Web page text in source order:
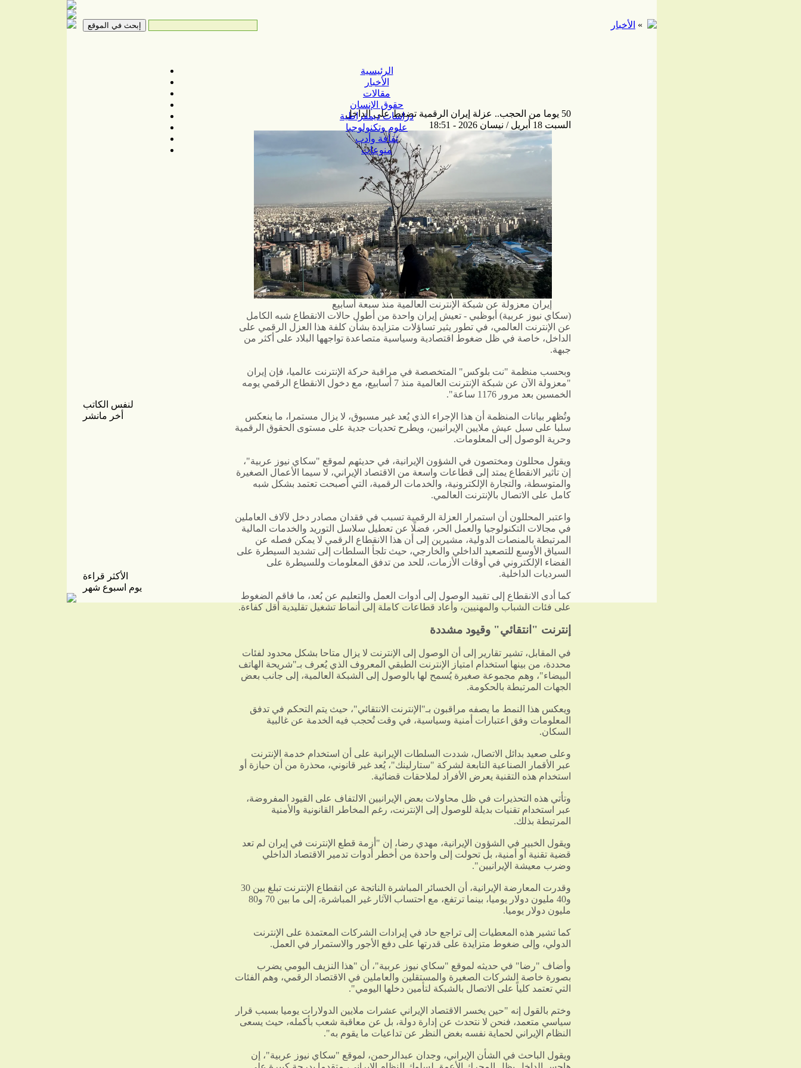
الرئيسية
الأخبار
مقالات
حقوق الإنسان
دراسات ديمقراطية
علوم وتكنولوجيا
ثقافة وأدب
منوعات
» الأخبار
لنفس الكاتب
أخر مانشر
الأكثر قراءة
يوم اسبوع شهر
50 يوما من الحجب.. عزلة إيران الرقمية تضغط على الداخل
السبت 18 أبريل / نيسان 2026 - 18:51
إيران معزولة عن شبكة الإنترنت العالمية منذ سبعة أسابيع
(سكاي نيوز عربية) أبوظبي - تعيش إيران واحدة من أطول حالات الانقطاع شبه الكامل
عن الإنترنت العالمي، في تطور يثير تساؤلات متزايدة بشأن كلفة هذا العزل الرقمي على
الداخل، خاصة في ظل ضغوط اقتصادية وسياسية متصاعدة تواجهها البلاد على أكثر من
جبهة.
وبحسب منظمة "نت بلوكس" المتخصصة في مراقبة حركة الإنترنت عالميا، فإن إيران
"معزولة الآن عن شبكة الإنترنت العالمية منذ 7 أسابيع، مع دخول الانقطاع الرقمي يومه
الخمسين بعد مرور 1176 ساعة".
وتُظهر بيانات المنظمة أن هذا الإجراء الذي يُعد غير مسبوق، لا يزال مستمرا، ما ينعكس
سلبا على سبل عيش ملايين الإيرانيين، ويطرح تحديات جدية على مستوى الحقوق الرقمية
وحرية الوصول إلى المعلومات.
ويقول محللون ومختصون في الشؤون الإيرانية، في حديثهم لموقع "سكاي نيوز عربية"،
إن تأثير الانقطاع يمتد إلى قطاعات واسعة من الاقتصاد الإيراني، لا سيما الأعمال الصغيرة
والمتوسطة، والتجارة الإلكترونية، والخدمات الرقمية، التي أصبحت تعتمد بشكل شبه
كامل على الاتصال بالإنترنت العالمي.
واعتبر المحللون أن استمرار العزلة الرقمية تسبب في فقدان مصادر دخل لآلاف العاملين
في مجالات التكنولوجيا والعمل الحر، فضلًا عن تعطيل سلاسل التوريد والخدمات المالية
المرتبطة بالمنصات الدولية، مشيرين إلى أن هذا الانقطاع الرقمي لا يمكن فصله عن
السياق الأوسع للتصعيد الداخلي والخارجي، حيث تلجأ السلطات إلى تشديد السيطرة على
الفضاء الإلكتروني في أوقات الأزمات، للحد من تدفق المعلومات وللسيطرة على
السرديات الداخلية.
كما أدى الانقطاع إلى تقييد الوصول إلى أدوات العمل والتعليم عن بُعد، ما فاقم الضغوط
على فئات الشباب والمهنيين، وأعاد قطاعات كاملة إلى أنماط تشغيل تقليدية أقل كفاءة.
إنترنت "انتقائي" وقيود مشددة
في المقابل، تشير تقارير إلى أن الوصول إلى الإنترنت لا يزال متاحا بشكل محدود لفئات
محددة، من بينها استخدام امتياز الإنترنت الطبقي المعروف الذي يُعرف بـ"شريحة الهاتف
البيضاء"، وهم مجموعة صغيرة يُسمح لها بالوصول إلى الشبكة العالمية، إلى جانب بعض
الجهات المرتبطة بالحكومة.
ويعكس هذا النمط ما يصفه مراقبون بـ"الإنترنت الانتقائي"، حيث يتم التحكم في تدفق
المعلومات وفق اعتبارات أمنية وسياسية، في وقت تُحجب فيه الخدمة عن غالبية
السكان.
وعلى صعيد بدائل الاتصال، شددت السلطات الإيرانية على أن استخدام خدمة الإنترنت
عبر الأقمار الصناعية التابعة لشركة "ستارلينك"، يُعد غير قانوني، محذرة من أن حيازة أو
استخدام هذه التقنية يعرض الأفراد لملاحقات قضائية.
وتأتي هذه التحذيرات في ظل محاولات بعض الإيرانيين الالتفاف على القيود المفروضة،
عبر استخدام تقنيات بديلة للوصول إلى الإنترنت، رغم المخاطر القانونية والأمنية
المرتبطة بذلك.
ويقول الخبير في الشؤون الإيرانية، مهدي رضا، إن "أزمة قطع الإنترنت في إيران لم تعد
قضية تقنية أو أمنية، بل تحولت إلى واحدة من أخطر أدوات تدمير الاقتصاد الداخلي
وضرب معيشة الإيرانيين".
وقدرت المعارضة الإيرانية، أن الخسائر المباشرة الناتجة عن انقطاع الإنترنت تبلغ بين 30
و40 مليون دولار يوميا، بينما ترتفع، مع احتساب الآثار غير المباشرة، إلى ما بين 70 و80
مليون دولار يوميا.
كما تشير هذه المعطيات إلى تراجع حاد في إيرادات الشركات المعتمدة على الإنترنت
الدولي، وإلى ضغوط متزايدة على قدرتها على دفع الأجور والاستمرار في العمل.
وأضاف "رضا" في حديثه لموقع "سكاي نيوز عربية"، أن "هذا النزيف اليومي يضرب
بصورة خاصة الشركات الصغيرة والمستقلين والعاملين في الاقتصاد الرقمي، وهم الفئات
التي تعتمد كلياً على الاتصال بالشبكة لتأمين دخلها اليومي".
وختم بالقول إنه "حين يخسر الاقتصاد الإيراني عشرات ملايين الدولارات يوميا بسبب قرار
سياسي متعمد، فنحن لا نتحدث عن إدارة دولة، بل عن معاقبة شعب بأكمله، حيث يسعى
النظام الإيراني لحماية نفسه بغض النظر عن تداعيات ما يقوم به".
ويقول الباحث في الشأن الإيراني، وجدان عبدالرحمن، لموقع "سكاي نيوز عربية"، إن